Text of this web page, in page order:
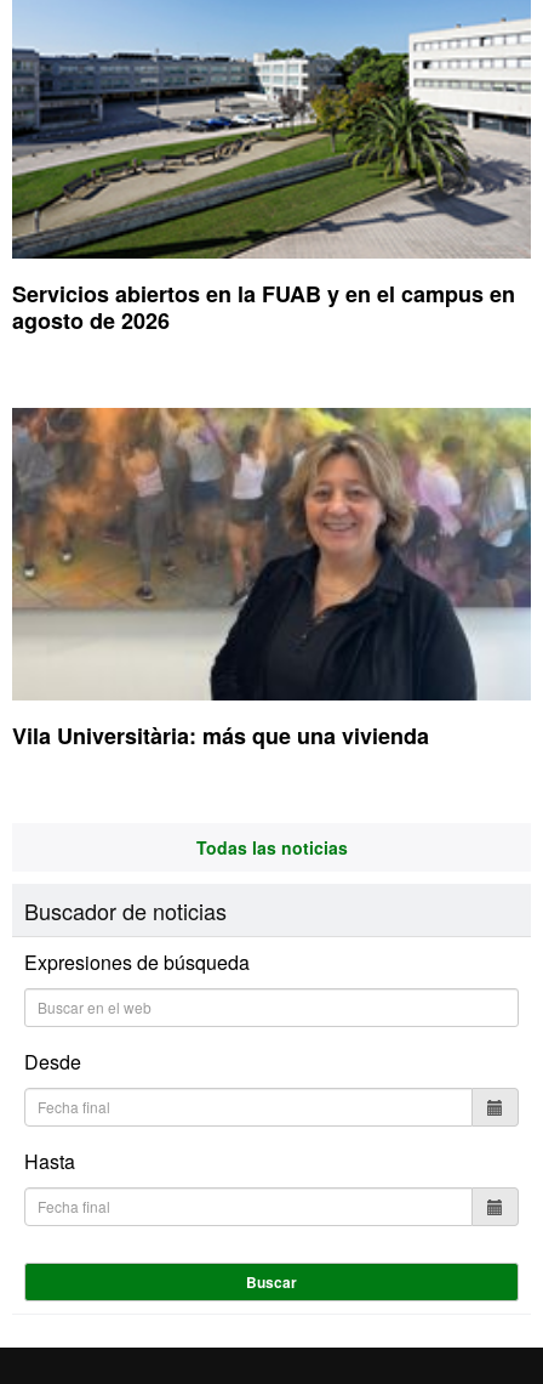
Servicios abiertos en la FUAB y en el campus en
agosto de 2026
Vila Universitària: más que una vivienda
Todas las noticias
Buscador de noticias
Expresiones de búsqueda
Desde
Hasta
Buscar